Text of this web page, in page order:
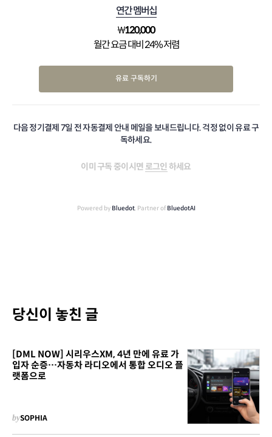
연간 멤버십
₩120,000
월간 요금 대비 24% 저렴
유료 구독하기
다음 정기결제 7일 전 자동결제 안내 메일을 보내드립니다. 걱정 없이 유료 구
독하세요.
이미 구독 중이시면 로그인 하세요
Powered by Bluedot, Partner of BluedotAI
당신이 놓친 글
[DML NOW] 시리우스XM, 4년 만에 유료 가
입자 순증…자동차 라디오에서 통합 오디오 플
랫폼으로
bySOPHIA